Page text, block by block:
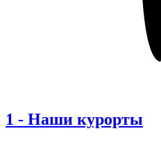
1 - Наши курорты